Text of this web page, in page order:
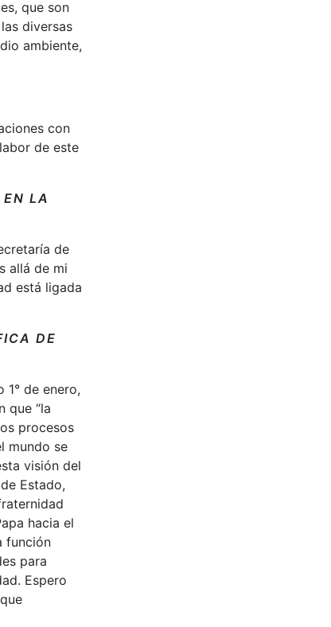
que son
diversas
ambiente,
con
de este
LA
de
allá de mi
está ligada
DE
de enero,
que “la
procesos
mundo se
visión del
Estado,
hacia el
función
para
Espero